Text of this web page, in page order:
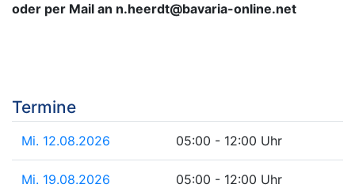
oder per Mail an n.heerdt@bavaria-online.net
Termine
Mi. 12.08.2026 05:00 - 12:00 Uhr
Mi. 19.08.2026 05:00 - 12:00 Uhr